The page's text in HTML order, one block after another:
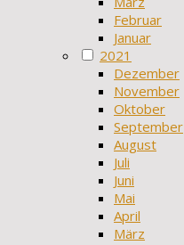
Februar
Januar
2021
Dezember
November
Oktober
September
August
Juli
Juni
Mai
April
März